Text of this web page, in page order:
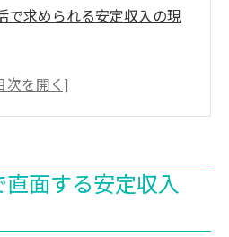
で求められる安定収入の現
基準と社会人男性の課題
30代男性の安定収入水準
面する安定収入